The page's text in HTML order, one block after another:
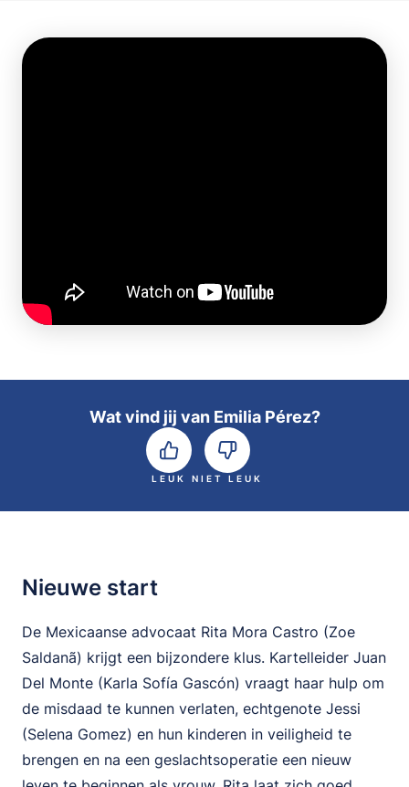
Wat vind jij van Emilia Pérez?
LEUK NIET LEUK
Nieuwe start
De Mexicaanse advocaat Rita Mora Castro (Zoe
Saldanã) krijgt een bijzondere klus. Kartelleider Juan
Del Monte (Karla Sofía Gascón) vraagt haar hulp om
de misdaad te kunnen verlaten, echtgenote Jessi
(Selena Gomez) en hun kinderen in veiligheid te
brengen en na een geslachtsoperatie een nieuw